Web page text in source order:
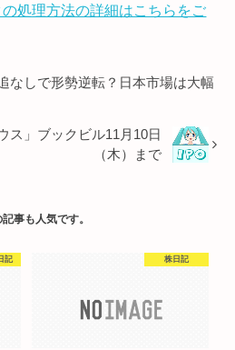
処理方法の詳細はこちらをご
なしで形勢逆転？日本市場は大幅
ス」ブックビル11月10日
（木）まで
事も人気です。
記 株日記